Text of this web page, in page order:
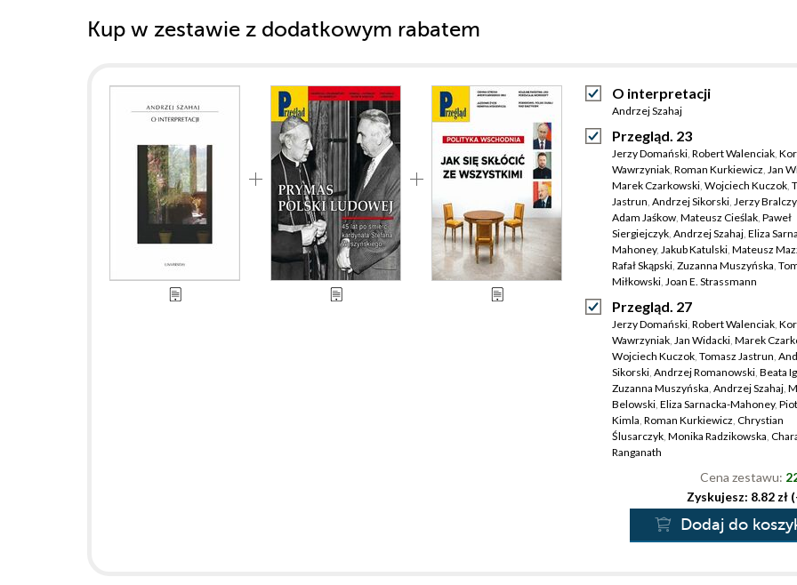
Kup w zestawie z dodatkowym rabatem
O interpretacji
Andrzej Szahaj
Przegląd. 23
Jerzy Domański, Robert Walenciak,
Wawrzyniak, Roman Kurkiewicz, Jan
Marek Czarkowski, Wojciech Kuczok,
Jastrun, Andrzej Sikorski, Jerzy
Adam Jaśkow, Mateusz Cieślak, Paweł
Siergiejczyk, Andrzej Szahaj, Eliza
Mahoney, Jakub Katulski, Mateusz
Rafał Skąpski, Zuzanna Muszyńska,
Miłkowski, Joan E. Strassmann
Przegląd. 27
Jerzy Domański, Robert Walenciak,
Wawrzyniak, Jan Widacki, Marek
Wojciech Kuczok, Tomasz Jastrun,
Sikorski, Andrzej Romanowski, Beata
Zuzanna Muszyńska, Andrzej Szahaj,
Belowski, Eliza Sarnacka-Mahoney,
Kimla, Roman Kurkiewicz, Chrystian
Ślusarczyk, Monika Radzikowska,
Ranganath
Cena zestawu:
Zyskujesz: 8.82 zł
Dodaj do